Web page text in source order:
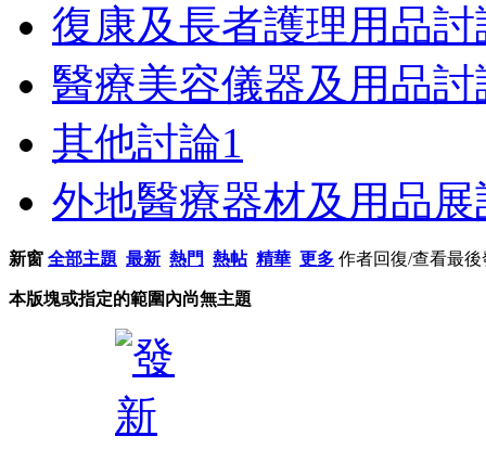
復康及長者護理用品討
醫療美容儀器及用品討
其他討論1
外地醫療器材及用品展
新窗 全部主題 最新 熱門 熱帖 精華 更多 作者回復/查看最後
本版塊或指定的範圍內尚無主題